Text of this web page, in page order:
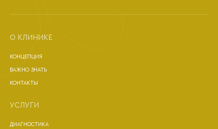
О КЛИНИКЕ
КОНЦЕПЦИЯ
ВАЖНО ЗНАТЬ
КОНТАКТЫ
УСЛУГИ
ДИАГНОСТИКА